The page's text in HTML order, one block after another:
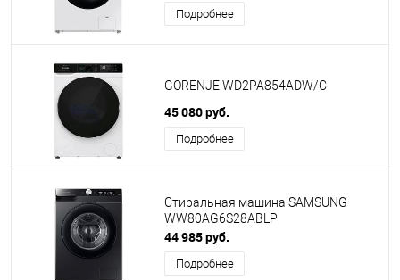
Подробнее
GORENJE WD2PA854ADW/C
45 080 руб.
Подробнее
Стиральная машина SAMSUNG
WW80AG6S28ABLP
44 985 руб.
Подробнее